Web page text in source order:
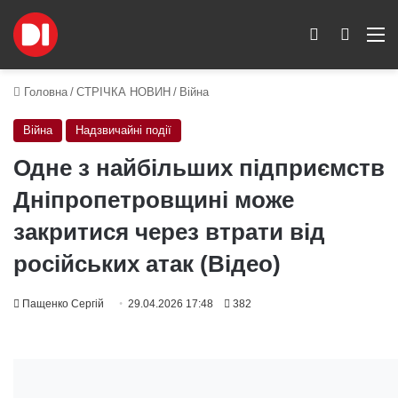
Пошук
Switch skin
Головна / СТРІЧКА НОВИН / Війна
Війна Надзвичайні події
Одне з найбільших підприємств
Дніпропетровщині може
закритися через втрати від
російських атак (Відео)
Пащенко Сергій 29.04.2026 17:48 382